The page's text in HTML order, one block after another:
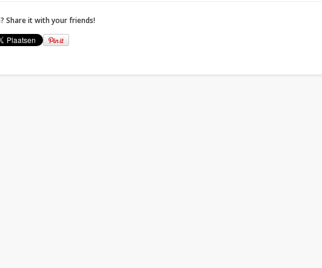
Share it with your friends!